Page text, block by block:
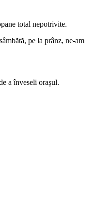
total nepotrivite.
pe la prânz, ne-am
a înveseli orașul.